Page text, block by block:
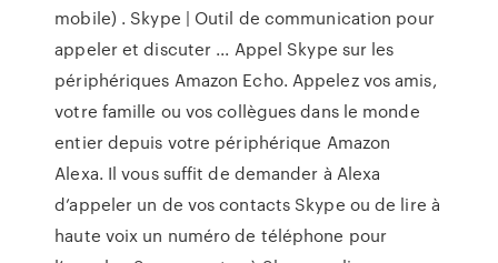
mobile) . Skype | Outil de communication pour
appeler et discuter ... Appel Skype sur les
périphériques Amazon Echo. Appelez vos amis,
votre famille ou vos collègues dans le monde
entier depuis votre périphérique Amazon
Alexa. Il vous suffit de demander à Alexa
d’appeler un de vos contacts Skype ou de lire à
haute voix un numéro de téléphone pour